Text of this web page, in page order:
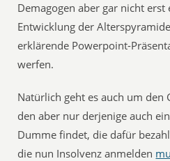
Demagogen aber gar nicht erst
Entwicklung der
erklärende Powerpoint-
werfen.
Natürlich geht es auch um den
den aber nur derjenige auch
Dumme findet, die dafür
die nun Insolvenz anmelden